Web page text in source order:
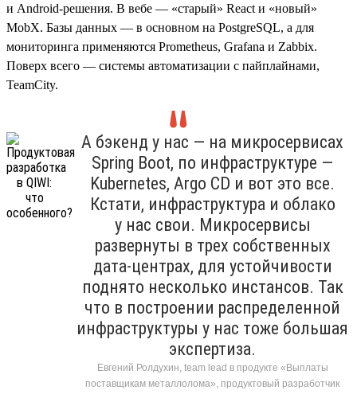
и Android-решения. В вебе — «старый» React и «новый»
MobX. Базы данных — в основном на PostgreSQL, а для
мониторинга применяются Prometheus, Grafana и Zabbix.
Поверх всего — системы автоматизации с пайплайнами,
TeamCity.
А бэкенд у нас — на микросервисах
Spring Boot, по инфраструктуре —
Kubernetes, Argo CD и вот это все.
Кстати, инфраструктура и облако
у нас свои. Микросервисы
развернуты в трех собственных
дата-центрах, для устойчивости
поднято несколько инстансов. Так
что в построении распределенной
инфраструктуры у нас тоже большая
экспертиза.
Евгений Ролдухин, team lead в продукте «Выплаты
поставщикам металлолома», продуктовый разработчик